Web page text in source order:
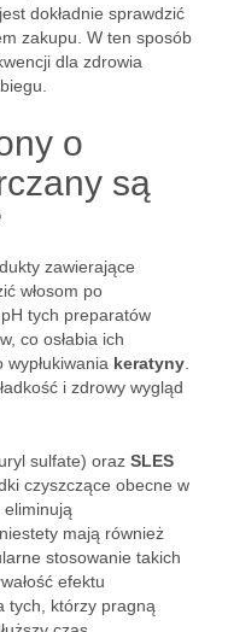
dokładnie sprawdzić
zakupu. W ten sposób
dla zdrowia
o
są
zawierające
włosom po
tych preparatów
co osłabia ich
keratyny
i zdrowy wygląd
sulfate) oraz SLES
czyszczące obecne w
mają również
stosowanie takich
efektu
tych, którzy pragną